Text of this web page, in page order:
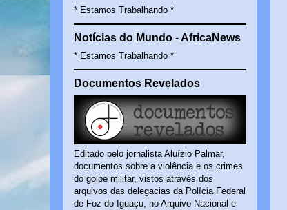
* Estamos Trabalhando *
Notícias do Mundo - AfricaNews
* Estamos Trabalhando *
Documentos Revelados
Editado pelo jornalista Aluízio Palmar,
documentos sobre a violência e os crimes
do golpe militar, vistos através dos
arquivos das delegacias da Polícia Federal
de Foz do Iguaçu, no Arquivo Nacional e